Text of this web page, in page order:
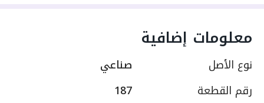
معلومات إضافية
نوع الأصل
صناعي
رقم القطعة
187